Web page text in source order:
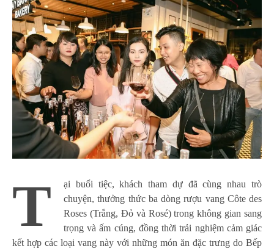
T
ại buổi tiệc, khách tham dự đã cùng nhau trò
chuyện, thưởng thức ba dòng rượu vang Côte des
Roses (Trắng, Đỏ và Rosé) trong không gian sang
trọng và ấm cúng, đồng thời trải nghiệm cảm giác
kết hợp các loại vang này với những món ăn đặc trưng do Bếp